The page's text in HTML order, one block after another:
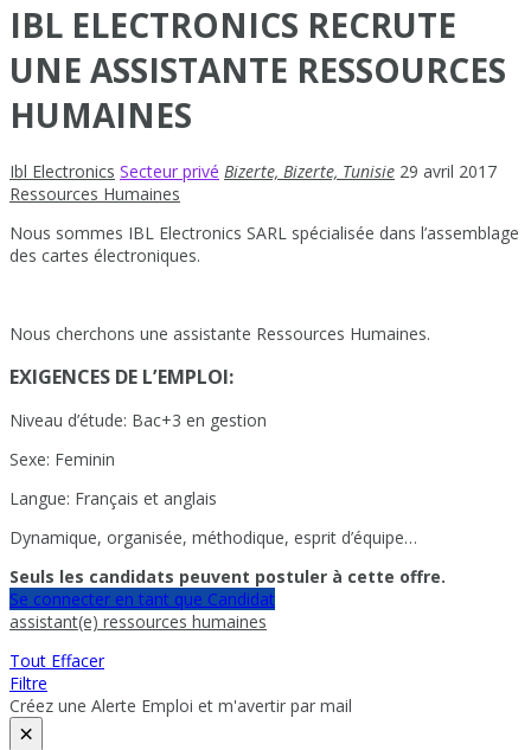
IBL ELECTRONICS RECRUTE
UNE ASSISTANTE RESSOURCES
HUMAINES
Ibl Electronics Secteur privé Bizerte, Bizerte, Tunisie 29 avril 2017
Ressources Humaines
Nous sommes IBL Electronics SARL spécialisée dans l’assemblage
des cartes électroniques.
Nous cherchons une assistante Ressources Humaines.
EXIGENCES DE L’EMPLOI:
Niveau d’étude: Bac+3 en gestion
Sexe: Feminin
Langue: Français et anglais
Dynamique, organisée, méthodique, esprit d’équipe…
Seuls les candidats peuvent postuler à cette offre.
Se connecter en tant que Candidat
assistant(e) ressources humaines
Tout Effacer
Filtre
Créez une Alerte Emploi et m'avertir par mail
×